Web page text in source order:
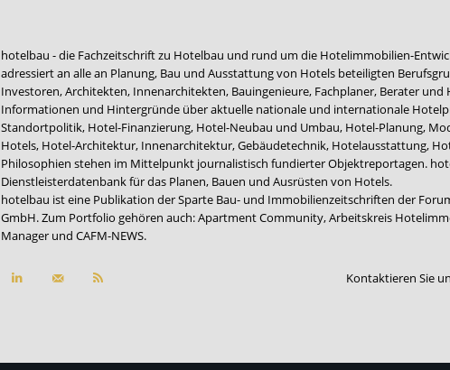
hotelbau - die Fachzeitschrift zu Hotelbau und rund um die Hotelimmobilien-
adressiert an alle an Planung, Bau und Ausstattung von Hotels beteiligten
Investoren, Architekten, Innenarchitekten, Bauingenieure, Fachplaner, Berater
Informationen und Hintergründe über aktuelle nationale und internationale
Standortpolitik, Hotel-Finanzierung, Hotel-Neubau und Umbau, Hotel-Planung,
Hotels, Hotel-Architektur, Innenarchitektur, Gebäudetechnik, Hotelausstattung,
Philosophien stehen im Mittelpunkt journalistisch fundierter Objektreportagen.
Dienstleisterdatenbank für das Planen, Bauen und Ausrüsten von Hotels.
hotelbau ist eine Publikation der Sparte Bau- und Immobilienzeitschriften der
GmbH. Zum Portfolio gehören auch:Apartment Community,Arbeitskreis
Manager und CAFM-NEWS.
Kontaktieren Sie